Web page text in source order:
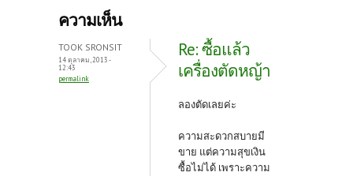
b
o
o
k
itt
er es
t
ความเห็น
TOOK SRONSIT
14 ตุลาคม, 2013 -
12:43
permalink
Re: ซื้อแล้ว
เครื่องตัดหญ้า
ลองตัดเลยค่ะ
ความสะดวกสบายมี
ขาย แต่ความสุขเงิน
ซื้อไม่ได้ เพราะความ